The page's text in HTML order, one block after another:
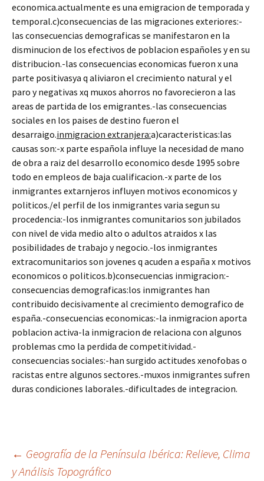
economica.actualmente es una emigracion de temporada y
temporal.c)consecuencias de las migraciones exteriores:-
las consecuencias demograficas se manifestaron en la
disminucion de los efectivos de poblacion españoles y en su
distribucion.-las consecuencias economicas fueron x una
parte positivasya q aliviaron el crecimiento natural y el
paro y negativas xq muxos ahorros no favorecieron a las
areas de partida de los emigrantes.-las consecuencias
sociales en los paises de destino fueron el
desarraigo.inmigracion extranjera:a)caracteristicas:las
causas son:-x parte española influye la necesidad de mano
de obra a raiz del desarrollo economico desde 1995 sobre
todo en empleos de baja cualificacion.-x parte de los
inmigrantes extarnjeros influyen motivos economicos y
politicos./el perfil de los inmigrantes varia segun su
procedencia:-los inmigrantes comunitarios son jubilados
con nivel de vida medio alto o adultos atraidos x las
posibilidades de trabajo y negocio.-los inmigrantes
extracomunitarios son jovenes q acuden a españa x motivos
economicos o politicos.b)consecuencias inmigracion:-
consecuencias demograficas:los inmigrantes han
contribuido decisivamente al crecimiento demografico de
españa.-consecuencias economicas:-la inmigracion aporta
poblacion activa-la inmigracion de relaciona con algunos
problemas cmo la perdida de competitividad.-
consecuencias sociales:-han surgido actitudes xenofobas o
racistas entre algunos sectores.-muxos inmigrantes sufren
duras condiciones laborales.-dificultades de integracion.
Navegación
← Geografía de la Península Ibérica: Relieve, Clima
y Análisis Topográfico